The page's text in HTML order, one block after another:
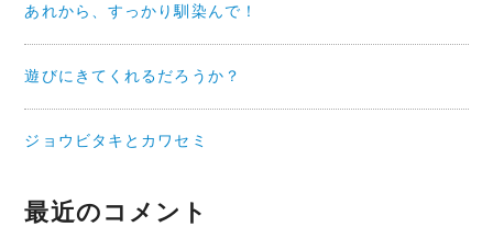
あれから、すっかり馴染んで！
遊びにきてくれるだろうか？
ジョウビタキとカワセミ
最近のコメント